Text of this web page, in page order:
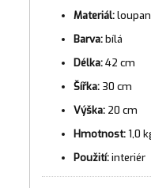
Materiál:
Barva:bílá
Délka:42 cm
Šířka:30 cm
Výška:20 cm
Hmotnost:1,0
Použití:interiér